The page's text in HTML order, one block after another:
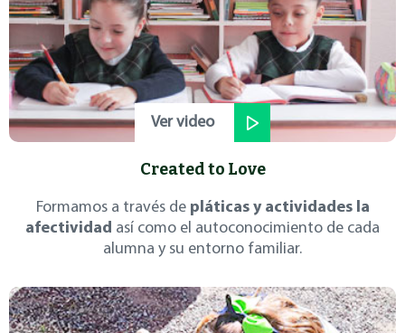
Ver video
Created to Love
Formamos a través depláticas y actividades la
afectividad así como el autoconocimiento de cada
alumna y su entorno familiar.